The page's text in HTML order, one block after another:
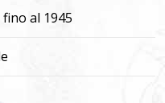
al 1945